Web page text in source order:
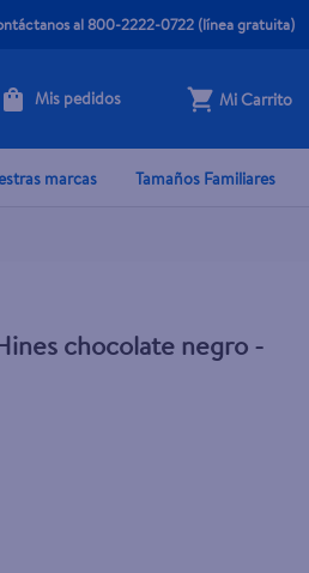
al 800-2222-0722(línea gratuita)
Mis pedidos Mi Carrito
marcas Tamaños Familiares
chocolate negro -
+ Agregar